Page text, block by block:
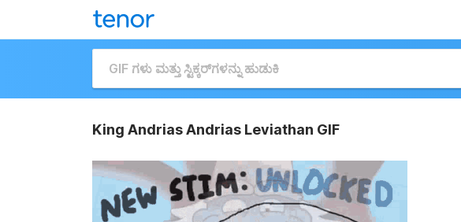
King Andrias Andrias Leviathan GIF